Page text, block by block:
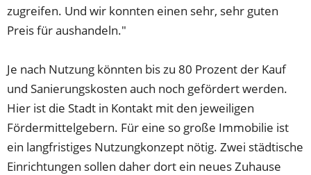
zugreifen. Und wir konnten einen sehr, sehr guten
Preis für aushandeln."
Je nach Nutzung könnten bis zu 80 Prozent der Kauf
und Sanierungskosten auch noch gefördert werden.
Hier ist die Stadt in Kontakt mit den jeweiligen
Fördermittelgebern. Für eine so große Immobilie ist
ein langfristiges Nutzungkonzept nötig. Zwei städtische
Einrichtungen sollen daher dort ein neues Zuhause